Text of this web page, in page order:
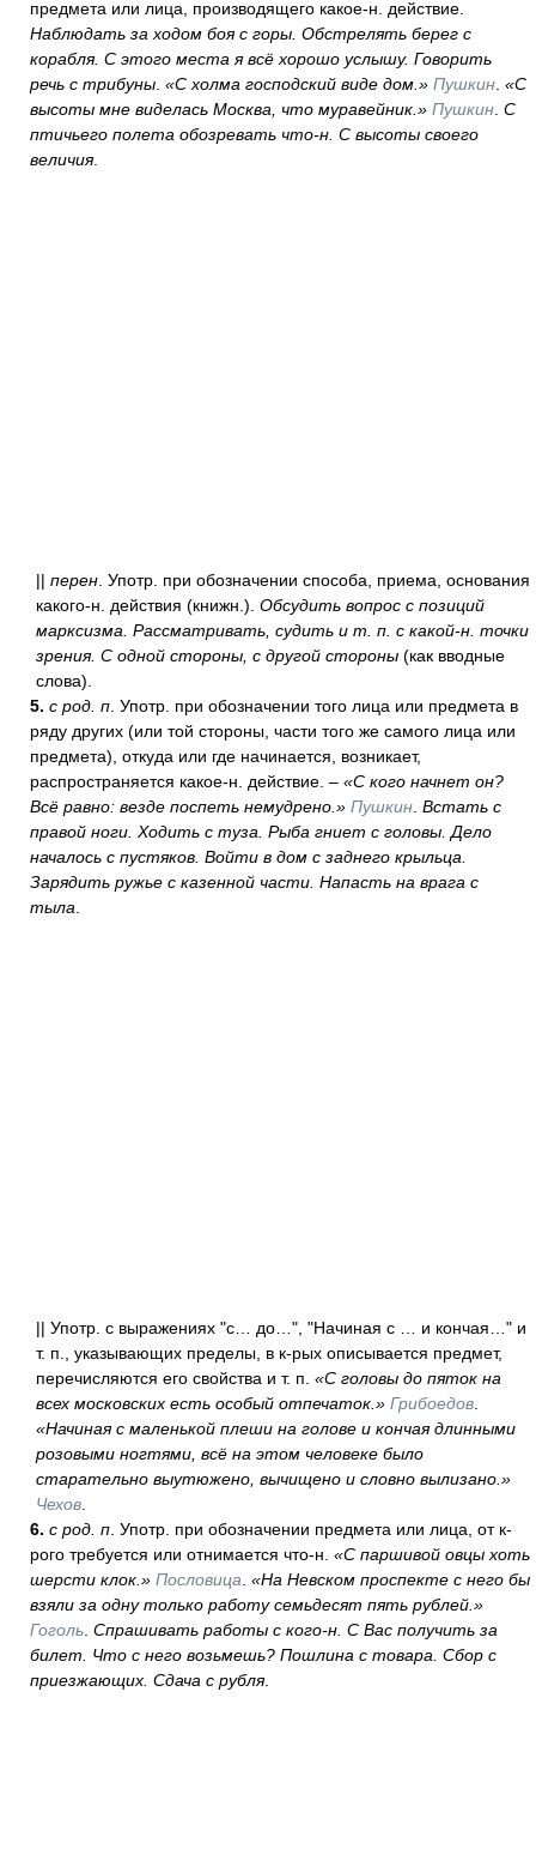
предмета или лица, производящего какое-н. действие.
Наблюдать за ходом боя с горы. Обстрелять берег с
корабля. С этого места я всё хорошо услышу. Говорить
речь с трибуны «С холма господский виде дом.» Пушкин «С
высоты мне виделась Москва, что муравейник.» Пушкин С
птичьего полета обозревать что-н. С высоты своего
величия.
|| перен . Употр. при обозначении способа, приема, основания
какого-н. действия (книжн.). Обсудить вопрос с позиций
марксизма. Рассматривать, судить и т. п. с какой-н. точки
зрения. С одной стороны, с другой стороны (как вводные
слова).
5. с род. п . Употр. при обозначении того лица или предмета в
ряду других (или той стороны, части того же самого лица или
предмета), откуда или где начинается, возникает,
распространяется какое-н. действие. – «С кого начнет он?
Всё равно: везде поспеть немудрено.» Пушкин Встать с
правой ноги. Ходить с туза. Рыба гниет с головы. Дело
началось с пустяков. Войти в дом с заднего крыльца.
Зарядить ружье с казенной части. Напасть на врага с
тыла
|| Употр. с выражениях "с… до…", "Начиная с … и кончая…" и
т. п., указывающих пределы, в к-рых описывается предмет,
перечисляются его свойства и т. п. «С головы до пяток на
всех московских есть особый отпечаток.» Грибоедов
«Начиная с маленькой плеши на голове и кончая длинными
розовыми ногтями, всё на этом человеке было
старательно выутюжено, вычищено и словно вылизано.»
Чехов
6. с род. п . Употр. при обозначении предмета или лица, от к-
рого требуется или отнимается что-н. «С паршивой овцы хоть
шерсти клок.» Пословица «На Невском проспекте с него бы
взяли за одну только работу семьдесят пять рублей.»
Гоголь Спрашивать работы с кого-н. С Вас получить за
билет. Что с него возьмешь? Пошлина с товара. Сбор с
приезжающих. Сдача с рубля.